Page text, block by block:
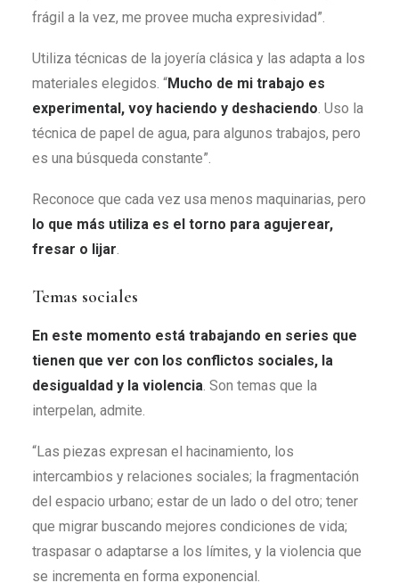
frágil a la vez, me provee mucha expresividad”.
Utiliza técnicas de la joyería clásica y las adapta a los
materiales elegidos. “Mucho de mi trabajo es
experimental, voy haciendo y deshaciendo. Uso la
técnica de papel de agua, para algunos trabajos, pero
es una búsqueda constante”.
Reconoce que cada vez usa menos maquinarias, pero
lo que más utiliza es el torno para agujerear,
fresar o lijar.
Temas sociales
En este momento está trabajando en series que
tienen que ver con los conflictos sociales, la
desigualdad y la violencia. Son temas que la
interpelan, admite.
“Las piezas expresan el hacinamiento, los
intercambios y relaciones sociales; la fragmentación
del espacio urbano; estar de un lado o del otro; tener
que migrar buscando mejores condiciones de vida;
traspasar o adaptarse a los límites, y la violencia que
se incrementa en forma exponencial.